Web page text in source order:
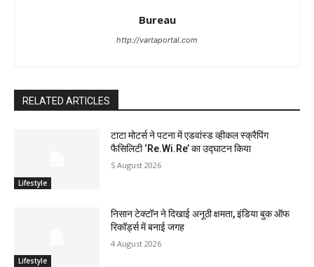
Bureau
http://vartaportal.com
RELATED ARTICLES
Lifestyle
टाटा मोटर्स ने पटना में एडवांस्ड व्हीकल स्क्रैपिंग
फैसिलिटी ‘Re.Wi.Re’ का उद्घाटन किया
5 August 2026
Lifestyle
निसान टेक्टॉन ने दिखाई अनूठी क्षमता, इंडिया बुक ऑफ
रिकॉर्ड्स में बनाई जगह
4 August 2026